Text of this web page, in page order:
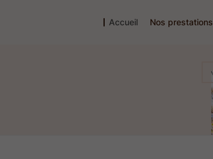
Accueil Nos prestations